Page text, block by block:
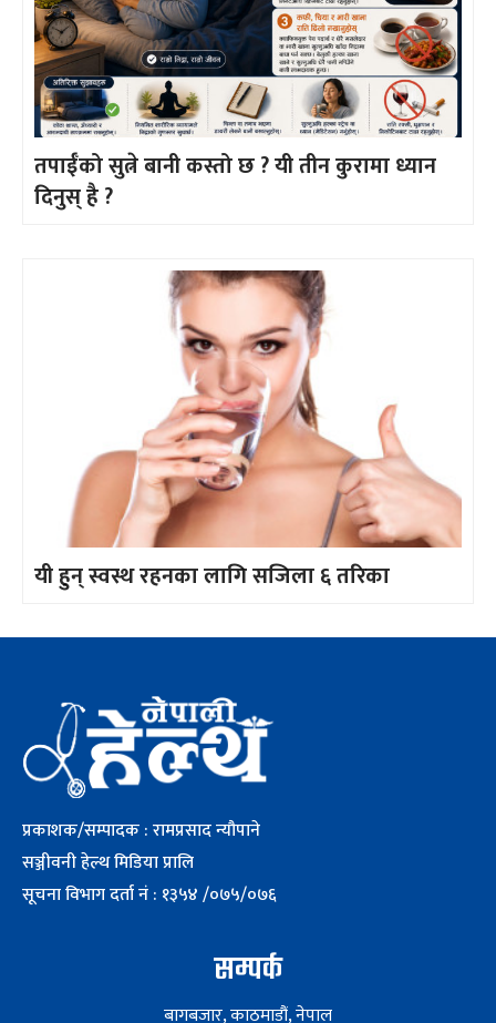
तपाईँको सुत्ने बानी कस्तो छ ? यी तीन कुरामा ध्यान
दिनुस् है ?
यी हुन् स्वस्थ रहनका लागि सजिला ६ तरिका
प्रकाशक/सम्पादक : रामप्रसाद न्यौपाने
सञ्जीवनी हेल्थ मिडिया प्रालि
सूचना विभाग दर्ता नं : १३५४ /०७५/०७६
सम्पर्क
बागबजार, काठमाडौं, नेपाल